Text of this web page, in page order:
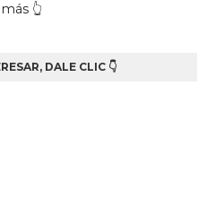
👆
DALE CLIC 👇